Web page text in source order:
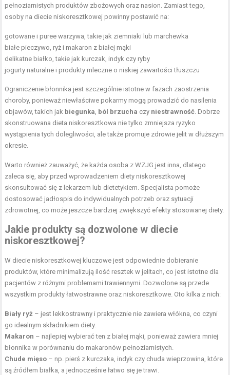
pełnoziarnistych produktów zbożowych oraz nasion. Zamiast tego,
osoby na diecie niskoresztkowej powinny postawić na:
gotowane i puree warzywa, takie jak ziemniaki lub marchewka
białe pieczywo, ryż i makaron z białej mąki
delikatne białko, takie jak kurczak, indyk czy ryby
jogurty naturalne i produkty mleczne o niskiej zawartości tłuszczu
Ograniczenie błonnika jest szczególnie istotne w fazach zaostrzenia
choroby, ponieważ niewłaściwe pokarmy mogą prowadzić do nasilenia
objawów, takich jak biegunka, ból brzucha czy niestrawność. Dobrze
skonstruowana dieta niskoresztkowa nie tylko zmniejsza ryzyko
wystąpienia tych dolegliwości, ale także promuje zdrowie jelit w dłuższym
okresie.
Warto również zauważyć, że każda osoba z WZJG jest inna, dlatego
zaleca się, aby przed wprowadzeniem diety niskoresztkowej
skonsultować się z lekarzem lub dietetykiem. Specjalista pomoże
dostosować jadłospis do indywidualnych potrzeb oraz sytuacji
zdrowotnej, co może jeszcze bardziej zwiększyć efekty stosowanej diety.
Jakie produkty są dozwolone w diecie
niskoresztkowej?
W diecie niskoresztkowej kluczowe jest odpowiednie dobieranie
produktów, które minimalizują ilość resztek w jelitach, co jest istotne dla
pacjentów z różnymi problemami trawiennymi. Dozwolone są przede
wszystkim produkty łatwostrawne oraz niskoresztkowe. Oto kilka z nich:
Biały ryż – jest lekkostrawny i praktycznie nie zawiera włókna, co czyni
go idealnym składnikiem diety.
Makaron – najlepiej wybierać ten z białej mąki, ponieważ zawiera mniej
błonnika w porównaniu do makaronów pełnoziarnistych.
Chude mięso – np. pierś z kurczaka, indyk czy chuda wieprzowina, które
są źródłem białka, a jednocześnie łatwo się je trawi.